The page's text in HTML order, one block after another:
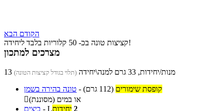
הקודם הבא
קציצות טונה בכ- 50 קלוריות בלבד ליחידה!
מצרכים למתכון
13 מנות/יחידות, 33 גרם למנה\יחידה (תלוי בגודל קציצות הטונה)
טונה בהירה בשמן - קופסת שימורים (112 גרם)
או במים (מסוננת)
ביצים - 2 יחידותL